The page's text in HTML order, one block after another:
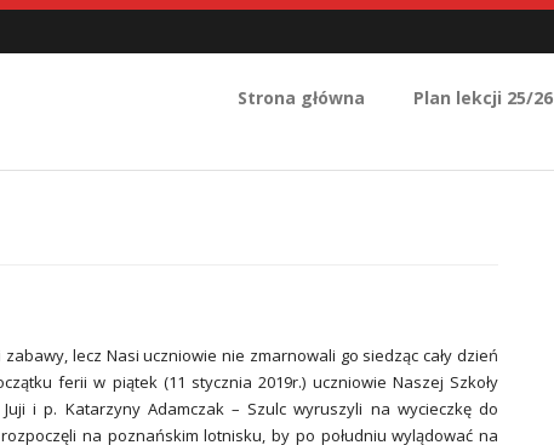
Strona główna Plan lekcji 25/26
lecz Nasi uczniowie nie zmarnowali go siedząc cały dzień
ferii w piątek (11 stycznia 2019r.) uczniowie Naszej Szkoły
i p. Katarzyny Adamczak – Szulc wyruszyli na wycieczkę do
na poznańskim lotnisku, by po południu wylądować na